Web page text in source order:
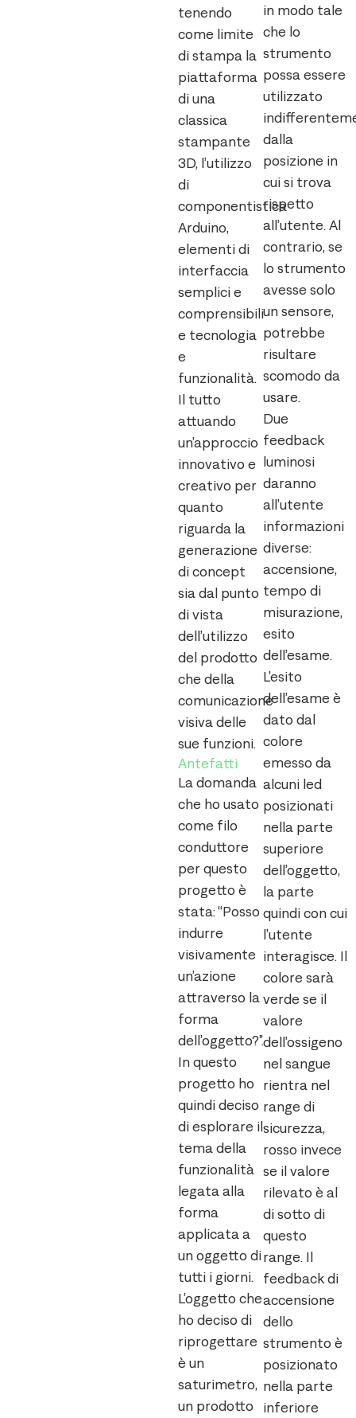
tenendo
come limite
di stampa la
piattaforma
di una
classica
stampante
3D, l’utilizzo
di
componentistica
Arduino,
elementi di
interfaccia
semplici e
comprensibili
e tecnologia
e
funzionalità.
Il tutto
attuando
un’approccio
innovativo e
creativo per
quanto
riguarda la
generazione
di concept
sia dal punto
di vista
dell’utilizzo
del prodotto
che della
comunicazione
visiva delle
sue funzioni.
Antefatti
La domanda
che ho usato
come filo
conduttore
per questo
progetto è
stata: “Posso
indurre
visivamente
un’azione
attraverso la
forma
dell’oggetto?”.
In questo
progetto ho
quindi deciso
di esplorare il
tema della
funzionalità
legata alla
forma
applicata a
un oggetto di
tutti i giorni.
L’oggetto che
ho deciso di
riprogettare
è un
saturimetro,
un prodotto
in modo tale
che lo
strumento
possa essere
utilizzato
dalla
posizione in
cui si trova
rispetto
all’utente. Al
contrario, se
lo strumento
avesse solo
un sensore,
potrebbe
risultare
scomodo da
usare.
Due
feedback
luminosi
daranno
all’utente
informazioni
diverse:
accensione,
tempo di
misurazione,
esito
dell’esame.
L’esito
dell’esame è
dato dal
colore
emesso da
alcuni led
posizionati
nella parte
superiore
dell’oggetto,
la parte
quindi con cui
l’utente
interagisce. Il
colore sarà
verde se il
valore
dell’ossigeno
nel sangue
rientra nel
range di
sicurezza,
rosso invece
se il valore
rilevato è al
di sotto di
questo
range. Il
feedback di
accensione
dello
strumento è
posizionato
nella parte
inferiore